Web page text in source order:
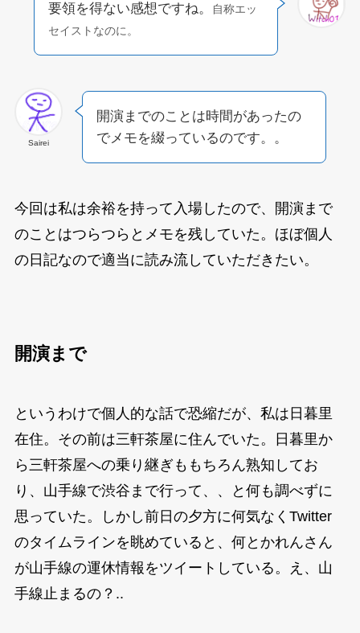
要領を得ない感想ですね。
自称エッ
セイストなのに。
Sairei
開演までのことは時間があったの
でメモを綴っているのです。。
今回は私は余裕を持って入場したので、開演まで
のことはつらつらとメモを残していた。ほぼ個人
の日記なので適当に読み流していただきたい。
開演まで
というわけで個人的な話で恐縮だが、私は日暮里
在住。その前は三軒茶屋に住んでいた。日暮里か
ら三軒茶屋への乗り継ぎももちろん熟知してお
り、山手線で渋谷まで行って、、と何も調べずに
思っていた。しかし前日の夕方に何気なくTwitter
のタイムラインを眺めていると、何とかれんさん
が山手線の運休情報をツイートしている。え、山
手線止まるの？..